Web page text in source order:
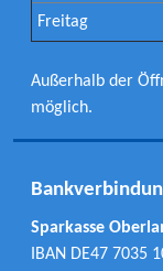
Freitag
Außerhalb der
möglich.
Sparkasse
IBAN DE47 7035